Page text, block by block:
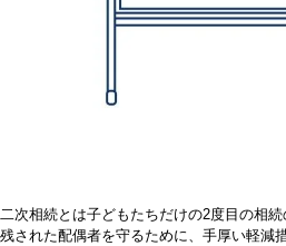
二次相続とは子どもたちだけの2度目の相続
残された配偶者を守るために、手厚い軽減